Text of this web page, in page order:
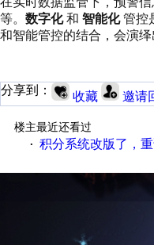
等。 数字化和 智能化管控
和智能管控的结合，会演绎
分享到： 收藏 邀请
楼主最近还看过
· 积分系统改版了，重说工控论